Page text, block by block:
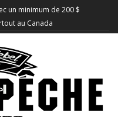
un minimum de 200 $
au Canada